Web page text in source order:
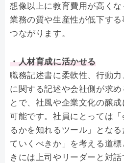
想像以上に教育費用が高く
業務の質や生産性が低下す
つながります。
・人材育成に活かせる
職務記述書に柔軟性、行動
に関する記述や会社側が求
とで、社風や企業文化の醸
可能です。社員にとっては
るかを知れるツール」とな
ていくべきか」を考える道
きには上司やリーダーと対